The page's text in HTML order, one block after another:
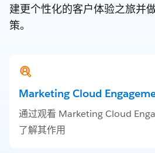
建更个性化的客户体验之旅并
策。
Marketing Cloud
通过观看 Marketing Cloud
了解其作用